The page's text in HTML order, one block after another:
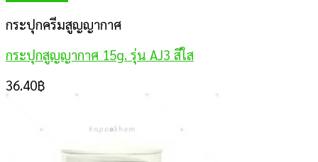
กระปุกครีมสูญญากาศ
กระปุกสูญญากาศ 15g. รุ่น AJ3 สีใส
36.40฿